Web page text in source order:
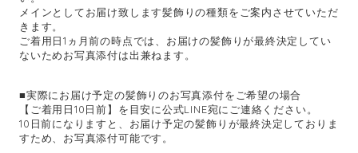
メインとしてお届け致します髪飾りの種類をご案内させていただ
きます。
ご着用日1ヵ月前の時点では、お届けの髪飾りが最終決定してい
ないためお写真添付は出兼ねます。
■実際にお届け予定の髪飾りのお写真添付をご希望の場合
【ご着用日10日前】を目安に公式LINE宛にご連絡ください。
10日前になりますと、お届け予定の髪飾りが最終決定しておりま
すため、お写真添付可能です。